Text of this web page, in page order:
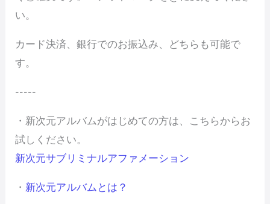
い。
カード決済、銀行でのお振込み、どちらも可能で
す。
-----
・新次元アルバムがはじめての方は、こちらからお
試しください。
新次元サブリミナルアファメーション
・ 新次元アルバムとは？